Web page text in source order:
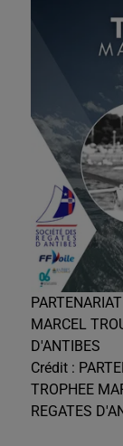
MARCEL
D'ANTIBES
Crédit :
TROPHEE
REGATES